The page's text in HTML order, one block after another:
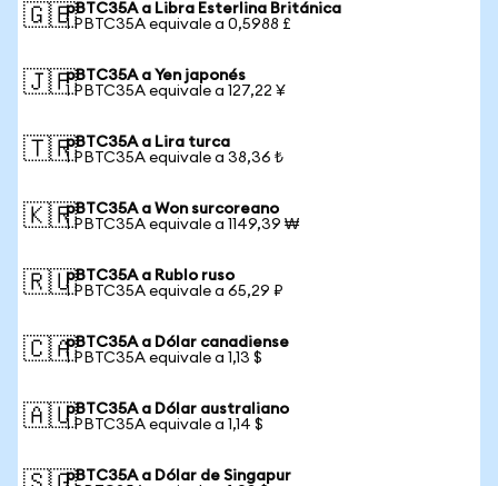
🇬🇧pBTC35A a Libra Esterlina Británica
1 PBTC35A equivale a 0,5988 £
🇯🇵pBTC35A a Yen japonés
1 PBTC35A equivale a 127,22 ¥
🇹🇷pBTC35A a Lira turca
1 PBTC35A equivale a 38,36 ₺
🇰🇷pBTC35A a Won surcoreano
1 PBTC35A equivale a 1149,39 ₩
🇷🇺pBTC35A a Rublo ruso
1 PBTC35A equivale a 65,29 ₽
🇨🇦pBTC35A a Dólar canadiense
1 PBTC35A equivale a 1,13 $
🇦🇺pBTC35A a Dólar australiano
1 PBTC35A equivale a 1,14 $
pBTC35A a Dólar de Singapur